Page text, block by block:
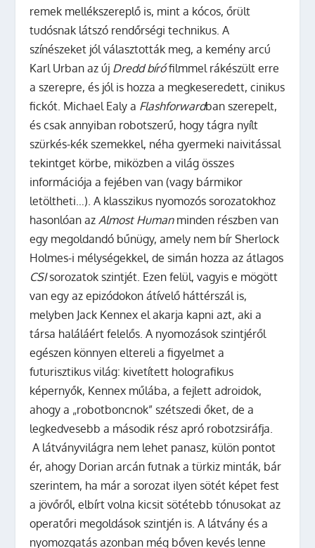
remek mellékszereplő is, mint a kócos, őrült
tudósnak látszó rendőrségi technikus. A
színészeket jól választották meg, a kemény arcú
Karl Urban az új Dredd bírófilmmel rákészült erre
a szerepre, és jól is hozza a megkeseredett, cinikus
fickót. Michael Ealy a Flashforwardban szerepelt,
és csak annyiban robotszerű, hogy tágra nyílt
szürkés-kék szemekkel, néha gyermeki naivitással
tekintget körbe, miközben a világ összes
információja a fejében van (vagy bármikor
letöltheti…). A klasszikus nyomozós sorozatokhoz
hasonlóan az Almost Humanminden részben van
egy megoldandó bűnügy, amely nem bír Sherlock
Holmes-i mélységekkel, de simán hozza az átlagos
CSIsorozatok szintjét. Ezen felül, vagyis e mögött
van egy az epizódokon átívelő háttérszál is,
melyben Jack Kennex el akarja kapni azt, aki a
társa haláláért felelős. A nyomozások szintjéről
egészen könnyen eltereli a figyelmet a
futurisztikus világ: kivetített holografikus
képernyők, Kennex műlába, a fejlett adroidok,
ahogy a „robotboncnok” szétszedi őket, de a
legkedvesebb a második rész apró robotzsiráfja.
A látványvilágra nem lehet panasz, külön pontot
ér, ahogy Dorian arcán futnak a türkiz minták, bár
szerintem, ha már a sorozat ilyen sötét képet fest
a jövőről, elbírt volna kicsit sötétebb tónusokat az
operatőri megoldások szintjén is. A látvány és a
nyomozgatás azonban még bőven kevés lenne